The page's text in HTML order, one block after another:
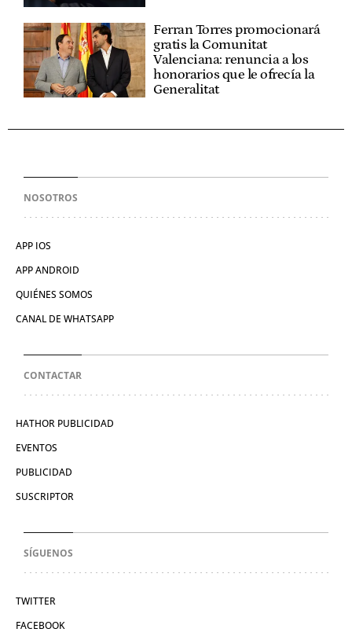
Ferran Torres promocionará
gratis la Comunitat
Valenciana: renuncia a los
honorarios que le ofrecía la
Generalitat
NOSOTROS
APP IOS
APP ANDROID
QUIÉNES SOMOS
CANAL DE WHATSAPP
CONTACTAR
HATHOR PUBLICIDAD
EVENTOS
PUBLICIDAD
SUSCRIPTOR
SÍGUENOS
TWITTER
FACEBOOK